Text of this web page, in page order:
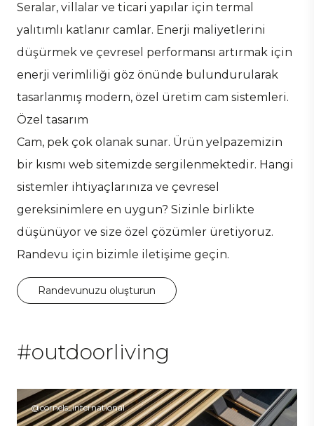
Seralar, villalar ve ticari yapılar için termal
yalıtımlı katlanır camlar. Enerji maliyetlerini
düşürmek ve çevresel performansı artırmak için
enerji verimliliği göz önünde bulundurularak
tasarlanmış modern, özel üretim cam sistemleri.
Özel tasarım
Cam, pek çok olanak sunar. Ürün yelpazemizin
bir kısmı web sitemizde sergilenmektedir. Hangi
sistemler ihtiyaçlarınıza ve çevresel
gereksinimlere en uygun? Sizinle birlikte
düşünüyor ve size özel çözümler üretiyoruz.
Randevu için bizimle iletişime geçin.
Randevunuzu oluşturun
#outdoorliving
@cornels_international